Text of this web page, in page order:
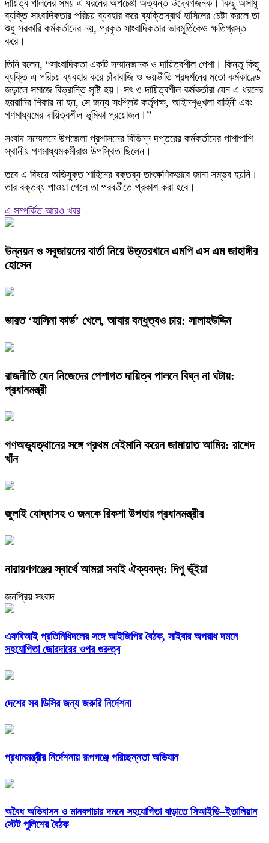
দায়িত্ব পালনের সময় এ ধরনের অপচেষ্টা অত্যন্ত উদ্বেগজনক। কিছু অসাধু
ব্যক্তি সাংবাদিকতার পরিচয় ব্যবহার করে ব্যক্তিস্বার্থ হাসিলের চেষ্টা করলে তা
শুধু সরকারি কর্মকর্তাদের নয়, প্রকৃত সাংবাদিকতার ভাবমূর্তিকেও ক্ষতিগ্রস্ত
করে।
তিনি বলেন, “সাংবাদিকতা একটি সম্মানজনক ও দায়িত্বশীল পেশা। কিন্তু কিছু
ব্যক্তি এ পরিচয় ব্যবহার করে চাঁদাবাজি ও ভয়ভীতি প্রদর্শনের মতো কর্মকাণ্ডে
জড়ালে সমাজে বিভ্রান্তি সৃষ্টি হয়। সৎ ও দায়িত্বশীল কর্মকর্তারা যেন এ ধরনের
হয়রানির শিকার না হন, সে জন্য সংশ্লিষ্ট কর্তৃপক্ষ, আইনশৃঙ্খলা বাহিনী এবং
গণমাধ্যমের দায়িত্বশীল ভূমিকা প্রয়োজন।”
সংবাদ সম্মেলনে উপজেলা প্রশাসনের বিভিন্ন দপ্তরের কর্মকর্তাদের পাশাপাশি
স্থানীয় গণমাধ্যমকর্মীরাও উপস্থিত ছিলেন।
তবে এ বিষয়ে অভিযুক্ত শাহিনের বক্তব্য তাৎক্ষণিকভাবে জানা সম্ভব হয়নি।
তার বক্তব্য পাওয়া গেলে তা পরবর্তীতে প্রকাশ করা হবে।
এ সম্পর্কিত আরও খবর
উন্নয়ন ও সবুজায়নের বার্তা নিয়ে উত্তরখানে এমপি এস এম জাহাঙ্গীর
হোসেন
ভারত ‘হাসিনা কার্ড’ খেলে, আবার বন্ধুত্বও চায়: সালাহউদ্দিন
রাজনীতি যেন নিজেদের পেশাগত দায়িত্ব পালনে বিঘ্ন না ঘটায়:
প্রধানমন্ত্রী
গণঅভ্যুত্থানের সঙ্গে প্রথম বেইমানি করেন জামায়াত আমির: রাশেদ
খাঁন
জুলাই যোদ্ধাসহ ৩ জনকে রিকশা উপহার প্রধানমন্ত্রীর
নারায়ণগঞ্জের স্বার্থে আমরা সবাই ঐক্যবদ্ধ: দিপু ভূঁইয়া
জনপ্রিয় সংবাদ
এফবিআই প্রতিনিধিদলের সঙ্গে আইজিপির বৈঠক, সাইবার অপরাধ দমনে
সহযোগিতা জোরদারের ওপর গুরুত্ব
দেশের সব ডিসির জন্য জরুরি নির্দেশনা
প্রধানমন্ত্রীর নির্দেশনায় রূপগঞ্জে পরিচ্ছন্নতা অভিযান
অবৈধ অভিবাসন ও মানবপাচার দমনে সহযোগিতা বাড়াতে সিআইডি–ইতালিয়ান
স্টেট পুলিশের বৈঠক